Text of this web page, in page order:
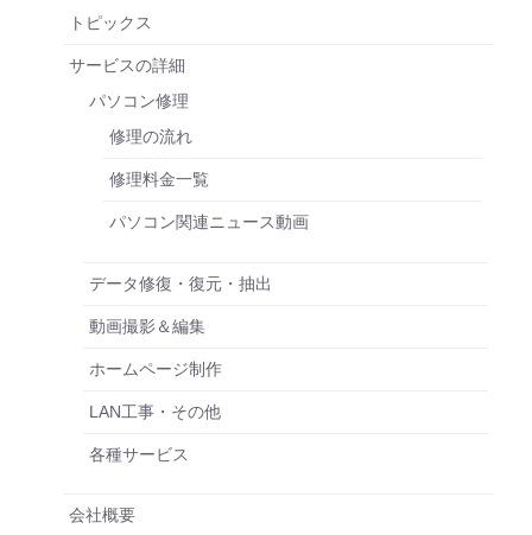
トピックス
サービスの詳細
パソコン修理
修理の流れ
修理料金一覧
パソコン関連ニュース動画
データ修復・復元・抽出
動画撮影＆編集
ホームページ制作
LAN工事・その他
各種サービス
会社概要